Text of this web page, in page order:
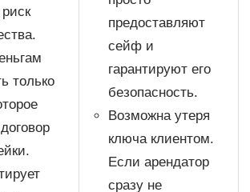
только
предоставляют
сейф и
гарантируют его
безопасность.
Возможна утеря
ключа клиентом.
Если арендатор
сразу не